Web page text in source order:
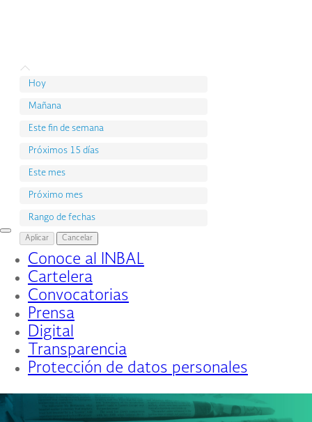
Interruptor
de
Navegación
Conoce al INBAL
Cartelera
Convocatorias
Prensa
Digital
Transparencia
Protección de datos personales
Hoy
Mañana
Este fin de semana
Próximos 15 días
Este mes
Próximo mes
Rango de fechas
Aplicar Cancelar